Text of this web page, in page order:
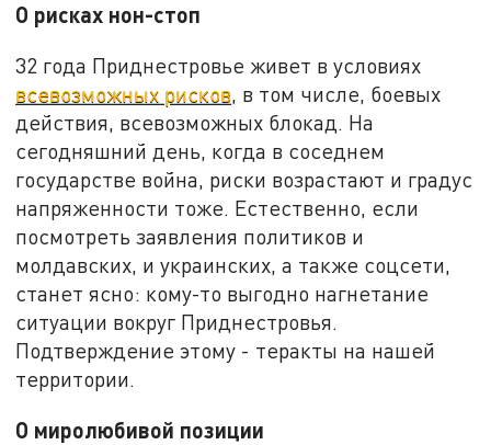
О рисках нон-стоп
32 года Приднестровье живет в условиях
всевозможных рисков, в том числе, боевых
действия, всевозможных блокад. На
сегодняшний день, когда в соседнем
государстве война, риски возрастают и градус
напряженности тоже. Естественно, если
посмотреть заявления политиков и
молдавских, и украинских, а также соцсети,
станет ясно: кому-то выгодно нагнетание
ситуации вокруг Приднестровья.
Подтверждение этому - теракты на нашей
территории.
О миролюбивой позиции